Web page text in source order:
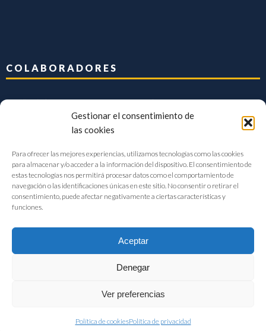
Gestionar el consentimiento de
las cookies
Para ofrecer las mejores experiencias, utilizamos tecnologías como las cookies
para almacenar y/o acceder a la información del dispositivo. El consentimiento de
estas tecnologías nos permitirá procesar datos como el comportamiento de
navegación o las identificaciones únicas en este sitio. No consentir o retirar el
consentimiento, puede afectar negativamente a ciertas características y
funciones.
Aceptar
Denegar
Ver preferencias
Política de cookiesPolítica de privacidad
COLABORADORES
FIAB Federación Española de Industrias de la Alimentación y Bebidas